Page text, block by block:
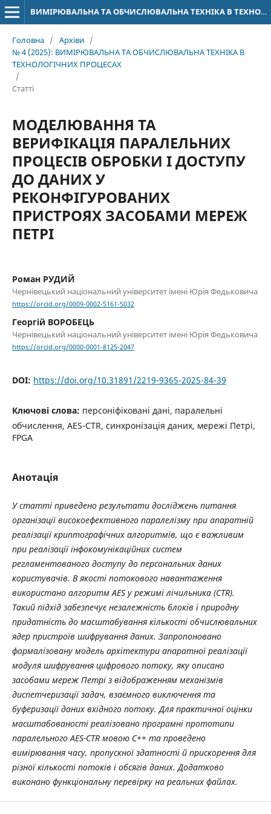
ВИМІРЮВАЛЬНА ТА ОБЧИСЛЮВАЛЬНА ТЕХНІКА В ТЕХНОЛОГІЧНИХ ПРОЦЕСАХ
Головна / Архіви /
№ 4 (2025): ВИМІРЮВАЛЬНА ТА ОБЧИСЛЮВАЛЬНА ТЕХНІКА В
ТЕХНОЛОГІЧНИХ ПРОЦЕСАХ
/
Статті
МОДЕЛЮВАННЯ ТА
ВЕРИФІКАЦІЯ ПАРАЛЕЛЬНИХ
ПРОЦЕСІВ ОБРОБКИ І ДОСТУПУ
ДО ДАНИХ У
РЕКОНФІГУРОВАНИХ
ПРИСТРОЯХ ЗАСОБАМИ МЕРЕЖ
ПЕТРІ
Роман РУДИЙ
Чернівецький національний університет імені Юрія Федьковича
https://orcid.org/0009-0002-5161-5032
Георгій ВОРОБЕЦЬ
Чернівецький національний університет імені Юрія Федьковича
https://orcid.org/0000-0001-8125-2047
DOI: https://doi.org/10.31891/2219-9365-2025-84-39
Ключові слова: персоніфіковані дані, паралельні
обчислення, AES-CTR, синхронізація даних, мережі Петрі,
FPGA
Анотація
У статті приведено результати досліджень питання
організації високоефективного паралелізму при апаратній
реалізації криптографічних алгоритмів, що є важливим
при реалізації інфокомунікаційних систем
регламентованого доступу до персональних даних
користувачів. В якості потокового навантаження
використано алгоритм AES у режимі лічильника (CTR).
Такий підхід забезпечує незалежність блоків і природну
придатність до масштабування кількості обчислювальних
ядер пристроїв шифрування даних. Запропоновано
формалізовану модель архітектури апаратної реалізації
модуля шифрування цифрового потоку, яку описано
засобами мереж Петрі з відображенням механізмів
диспетчеризації задач, взаємного виключення та
буферизації даних вхідного потоку. Для практичної оцінки
масштабованості реалізовано програмні прототипи
паралельного AES-CTR мовою C++ та проведено
вимірювання часу, пропускної здатності й прискорення для
різної кількості потоків і обсягів даних. Додатково
виконано функціональну перевірку на реальних файлах.